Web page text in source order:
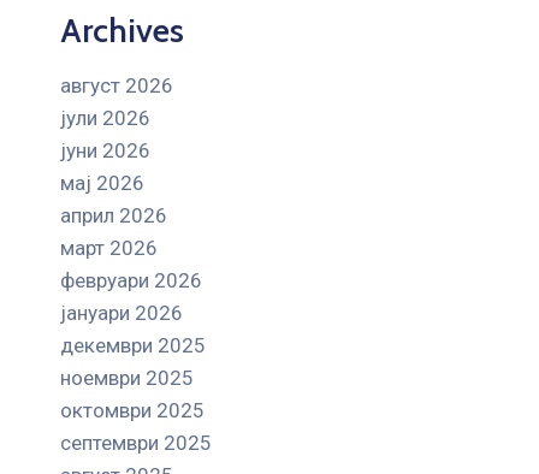
Archives
август 2026
јули 2026
јуни 2026
мај 2026
април 2026
март 2026
февруари 2026
јануари 2026
декември 2025
ноември 2025
октомври 2025
септември 2025